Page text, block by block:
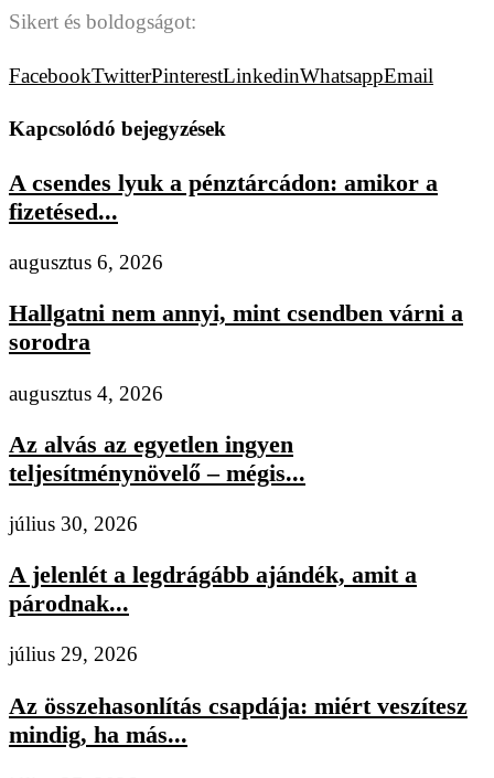
Sikert és boldogságot:
FacebookTwitterPinterestLinkedinWhatsappEmail
Kapcsolódó bejegyzések
A csendes lyuk a pénztárcádon: amikor a
fizetésed...
augusztus 6, 2026
Hallgatni nem annyi, mint csendben várni a
sorodra
augusztus 4, 2026
Az alvás az egyetlen ingyen
teljesítménynövelő – mégis...
július 30, 2026
A jelenlét a legdrágább ajándék, amit a
párodnak...
július 29, 2026
Az összehasonlítás csapdája: miért veszítesz
mindig, ha más...